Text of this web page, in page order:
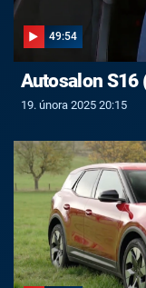
49:54
Autosalon S16
19. února 2025 20:15